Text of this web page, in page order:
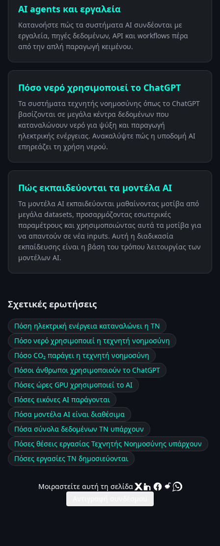
AI agents και εργαλεία
Κατανοήστε πώς τα συστήματα AI συνδέονται με
εργαλεία, πηγές δεδομένων, API και workflows πέρα
από την απλή παραγωγή κειμένου.
Πόσο νερό χρησιμοποιεί το ChatGPT
Τα συστήματα τεχνητής νοημοσύνης όπως το ChatGPT
βασίζονται σε μεγάλα κέντρα δεδομένων που
καταναλώνουν νερό για ψύξη και παραγωγή
ηλεκτρικής ενέργειας. Ανακαλύψτε πώς η υποδομή AI
επηρεάζει τη χρήση νερού.
Πώς εκπαιδεύονται τα μοντέλα AI
Τα μοντέλα AI εκπαιδεύονται μαθαίνοντας μοτίβα από
μεγάλα datasets, προσαρμόζοντας εσωτερικές
παραμέτρους και χρησιμοποιώντας αυτά τα μοτίβα για
να απαντούν σε νέα inputs. Αυτή η διαδικασία
εκπαίδευσης είναι η βάση του τρόπου λειτουργίας των
μοντέλων AI.
Σχετικές ερωτήσεις
Πόση ηλεκτρική ενέργεια καταναλώνει η ΤΝ
Πόσο νερό χρησιμοποιεί η τεχνητή νοημοσύνη
Πόσο CO₂ παράγει η τεχνητή νοημοσύνη
Πόσοι άνθρωποι χρησιμοποιούν το ChatGPT
Πόσες ώρες GPU χρησιμοποιεί το AI
Πόσες εικόνες AI παράγονται
Πόσα μοντέλα AI είναι διαθέσιμα
Πόσα σύνολα δεδομένων ΤΝ υπάρχουν
Πόσες θέσεις εργασίας Τεχνητής Νοημοσύνης υπάρχουν
Πόσες εργασίες ΤΝ δημοσιεύονται
Μοιραστείτε αυτή τη σελίδα